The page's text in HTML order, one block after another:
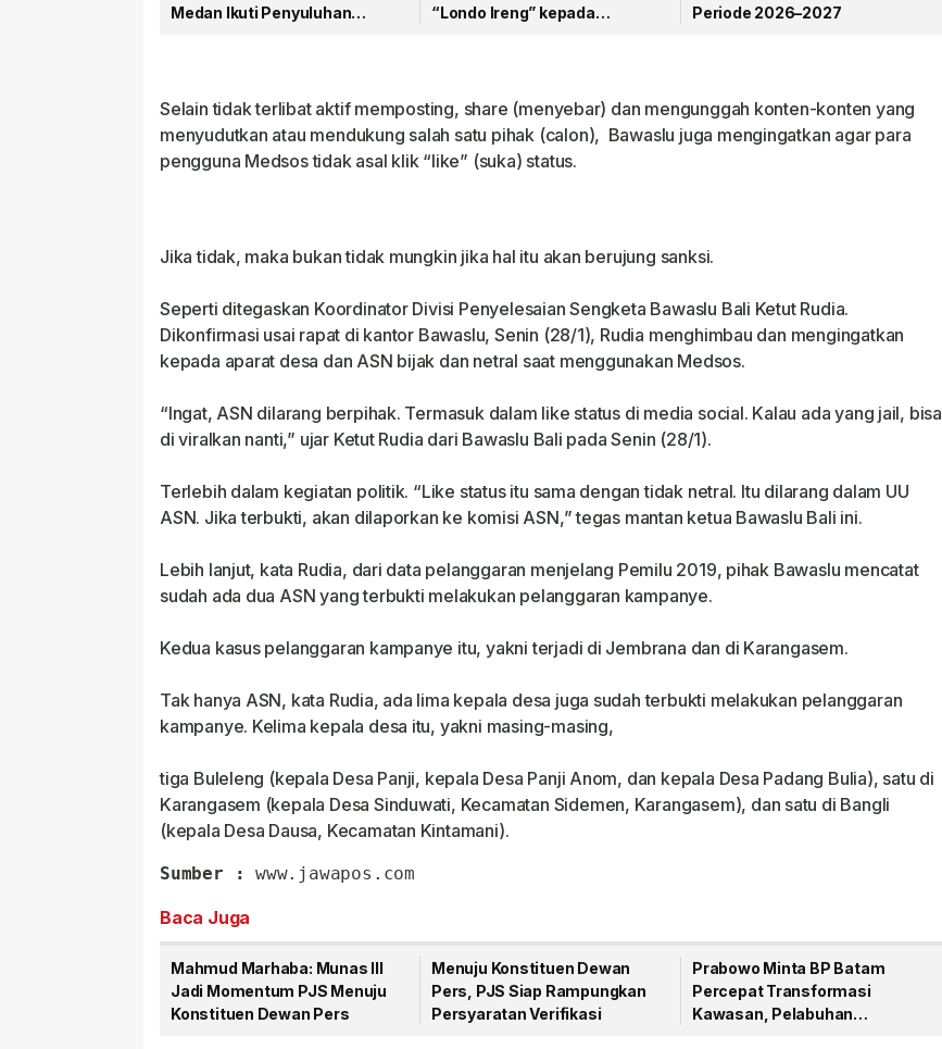
Medan Ikuti Penyuluhan
“Londo Ireng” kepada
Periode 2026–2027
Selain tidak terlibat aktif memposting, share (menyebar) dan mengunggah konten-konten yang
menyudutkan atau mendukung salah satu pihak (calon), Bawaslu juga mengingatkan agar para
pengguna Medsos tidak asal klik “like” (suka) status.
Jika tidak, maka bukan tidak mungkin jika hal itu akan berujung sanksi.
Seperti ditegaskan Koordinator Divisi Penyelesaian Sengketa Bawaslu Bali Ketut Rudia.
Dikonfirmasi usai rapat di kantor Bawaslu, Senin (28/1), Rudia menghimbau dan mengingatkan
kepada aparat desa dan ASN bijak dan netral saat menggunakan Medsos.
“Ingat, ASN dilarang berpihak. Termasuk dalam like status di media social. Kalau ada yang jail, bisa
di viralkan nanti,” ujar Ketut Rudia dari Bawaslu Bali pada Senin (28/1).
Terlebih dalam kegiatan politik. “Like status itu sama dengan tidak netral. Itu dilarang dalam UU
ASN. Jika terbukti, akan dilaporkan ke komisi ASN,” tegas mantan ketua Bawaslu Bali ini.
Lebih lanjut, kata Rudia, dari data pelanggaran menjelang Pemilu 2019, pihak Bawaslu mencatat
sudah ada dua ASN yang terbukti melakukan pelanggaran kampanye.
Kedua kasus pelanggaran kampanye itu, yakni terjadi di Jembrana dan di Karangasem.
Tak hanya ASN, kata Rudia, ada lima kepala desa juga sudah terbukti melakukan pelanggaran
kampanye. Kelima kepala desa itu, yakni masing-masing,
tiga Buleleng (kepala Desa Panji, kepala Desa Panji Anom, dan kepala Desa Padang Bulia), satu di
Karangasem (kepala Desa Sinduwati, Kecamatan Sidemen, Karangasem), dan satu di Bangli
(kepala Desa Dausa, Kecamatan Kintamani).
Sumber : www.jawapos.com
Baca Juga
Mahmud Marhaba: Munas III
Jadi Momentum PJS Menuju
Konstituen Dewan Pers
Menuju Konstituen Dewan
Pers, PJS Siap Rampungkan
Persyaratan Verifikasi
Prabowo Minta BP Batam
Percepat Transformasi
Kawasan, Pelabuhan